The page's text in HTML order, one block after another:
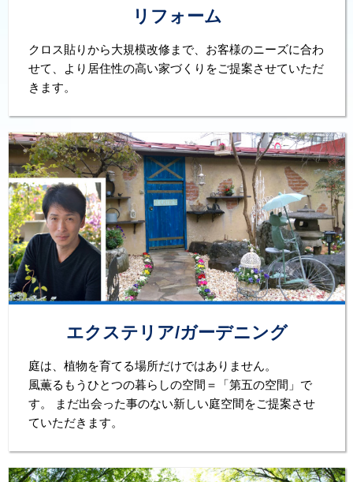
リフォーム
クロス貼りから大規模改修まで、お客様のニーズに合わ
せて、より居住性の高い家づくりをご提案させていただ
きます。
エクステリア/ガーデニング
庭は、植物を育てる場所だけではありません。
風薫るもうひとつの暮らしの空間＝「第五の空間」で
す。 まだ出会った事のない新しい庭空間をご提案させ
ていただきます。